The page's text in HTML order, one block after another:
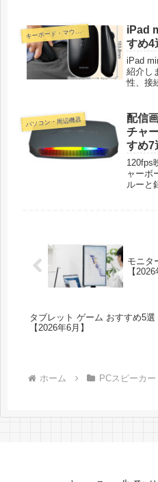
キーボード・マウス・入力機器
iPad
すめ4
iPad
紹介し
性、接
パソコン・周辺機器
配信
チャ
すめ7
120fps
ャーボ
ルーと
モニタ
【2026
タブレット ゲーム おすすめ5選
【2026年6月】
ホーム PCスピーカー